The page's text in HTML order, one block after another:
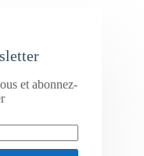
et abonnez-